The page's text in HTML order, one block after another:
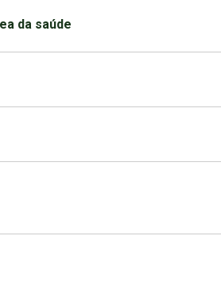
da saúde